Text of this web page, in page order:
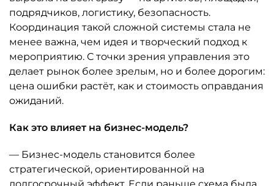
подрядчиков, логистику, безопасность.
Координация такой сложной системы стала не
менее важна, чем идея и творческий подход к
мероприятию. С точки зрения управления это
делает рынок более зрелым, но и более дорогим:
цена ошибки растёт, как и стоимость оправдания
ожиданий.
Как это влияет на бизнес-модель?
— Бизнес-модель становится более
стратегической, ориентированной на